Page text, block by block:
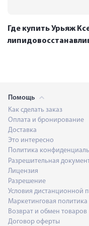
Где купить Урьяж
Помощь
Как сделать заказ
Оплата и бронирование
Доставка
Это интересно
Политика
Разрешительная
Лицензия
Разрешение
Условия дистанционной
Маркетинговая политика
Возврат и обмен товаров
Договор оферты